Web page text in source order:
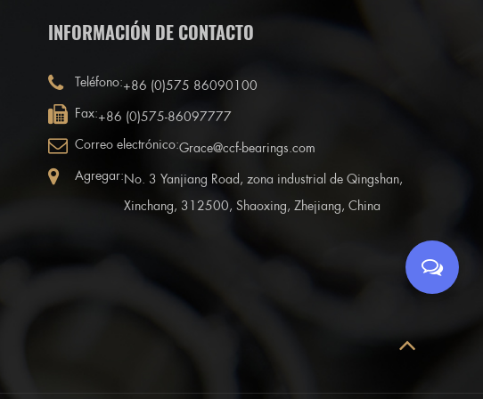
INFORMACIÓN DE CONTACTO
Teléfono:+86 (0)575 86090100
Fax:+86 (0)575-86097777
Correo electrónico:Grace@ccf-bearings.com
Agregar:No. 3 Yanjiang Road, zona industrial de Qingshan,
Xinchang, 312500, Shaoxing, Zhejiang, China